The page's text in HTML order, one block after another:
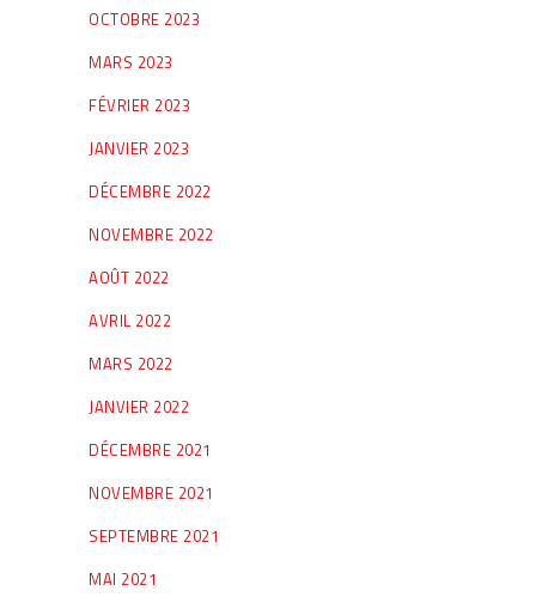
OCTOBRE 2023
MARS 2023
FÉVRIER 2023
JANVIER 2023
DÉCEMBRE 2022
NOVEMBRE 2022
AOÛT 2022
AVRIL 2022
MARS 2022
JANVIER 2022
DÉCEMBRE 2021
NOVEMBRE 2021
SEPTEMBRE 2021
MAI 2021